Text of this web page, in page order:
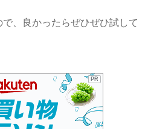
、良かったらぜひぜひ試して
PR